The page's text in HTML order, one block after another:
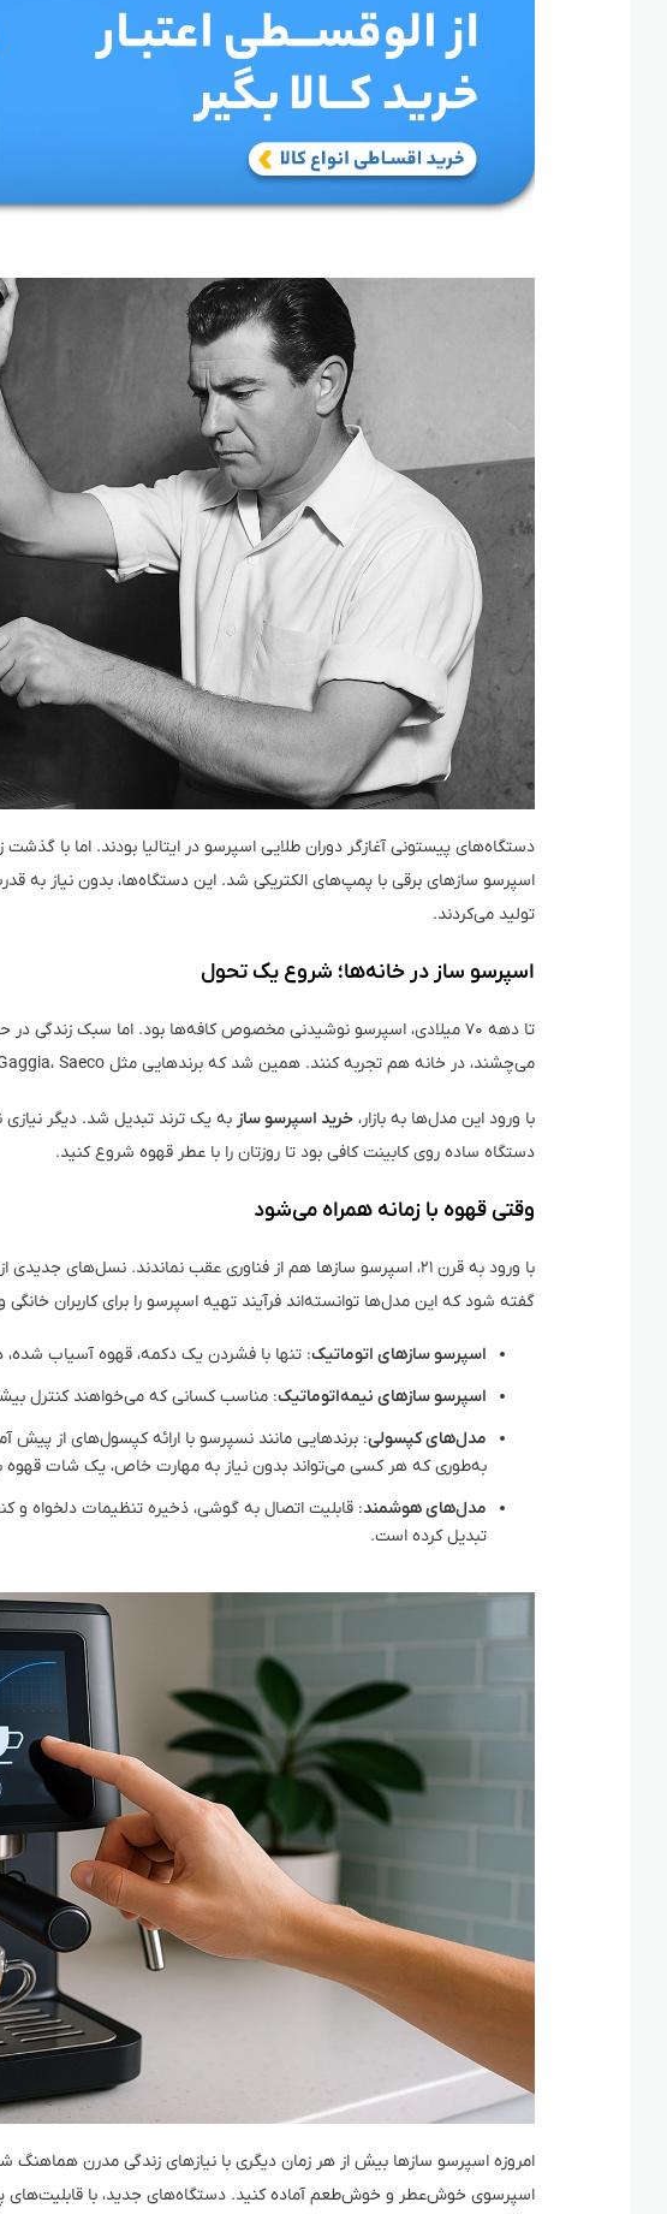
دستگاه‌های پیستونی آغازگر دوران طلایی اسپرسو در ایتالیا بودند. اما با گذشت
اسپرسو سازهای برقی با پمپ‌های الکتریکی شد. این دستگاه‌ها، بدون نیاز به
تولید می‌کردند.
اسپرسو ساز در خانه‌ها؛ شروع یک تحول
تا دهه ۷۰ میلادی، اسپرسو نوشیدنی مخصوص کافه‌ها بود. اما سبک
می‌چشند، در خانه هم تجربه کنند. همین شد که برندهایی مثل Gaggia، Saeco، و De’Longhi دستگاه‌هایی با کاربری ساده‌تر ساختند.
با ورود این مدل‌ها به بازار، خرید اسپرسو ساز به یک ترند تبدیل شد. دیگر
دستگاه ساده روی کابینت کافی بود تا روزتان را با عطر قهوه شروع کنید.
وقتی قهوه با زمانه همراه می‌شود
با ورود به قرن ۲۱، اسپرسو سازها هم از فناوری عقب نماندند. نسل‌های
گفته شود که این مدل‌ها توانسته‌اند فرآیند تهیه اسپرسو را برای کاربران
اسپرسو سازهای اتوماتیک: تنها با فشردن یک دکمه، قهوه آسیاب
اسپرسو سازهای نیمه‌اتوماتیک: مناسب کسانی که می‌خواهند کنترل
مدل‌های کپسولی: برندهایی مانند نسپرسو با ارائه کپسول‌های از پیش
به‌طوری که هر کسی می‌تواند بدون نیاز به مهارت خاص، یک شات قهوه
مدل‌های هوشمند: قابلیت اتصال به گوشی، ذخیره تنظیمات دلخواه و
تبدیل کرده است.
امروزه اسپرسو سازها بیش از هر زمان دیگری با نیازهای زندگی مدرن هماهنگ
اسپرسوی خوش‌عطر و خوش‌طعم آماده کنید. دستگاه‌های جدید، با قابلیت‌های